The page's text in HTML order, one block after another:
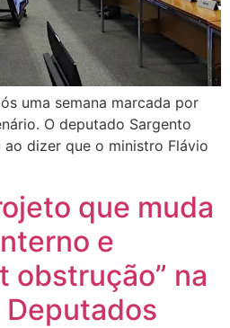
uma semana marcada por
O deputado Sargento
ao dizer que o ministro Flávio
que muda
e
obstrução” na
Deputados